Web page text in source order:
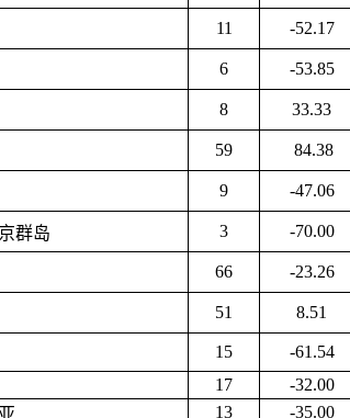
11 -52.17
6 -53.85
8 33.33
59 84.38
9 -47.06
群岛 3 -70.00
66 -23.26
51 8.51
15 -61.54
17 -32.00
13 -35.00